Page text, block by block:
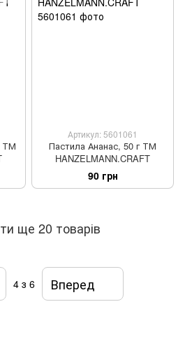
ТМ
Артикул: 5601061
Пастила Ананас, 50 г ТМ
HANZELMANN.CRAFT
90 грн
ще 20 товарів
4 з 6 Вперед